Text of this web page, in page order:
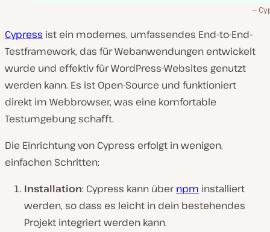
Cypress ist ein modernes, umfassendes End-to-End-
Testframework, das für Webanwendungen entwickelt
wurde und effektiv für WordPress-Websites genutzt
werden kann. Es ist Open-Source und funktioniert
direkt im Webbrowser, was eine komfortable
Testumgebung schafft.
Die Einrichtung von Cypress erfolgt in wenigen,
einfachen Schritten:
Installation: Cypress kann übernpm installiert
werden, so dass es leicht in dein bestehendes
Projekt integriert werden kann.